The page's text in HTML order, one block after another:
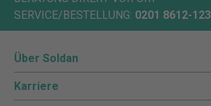
SERVICE/BESTELLUNG: 0201 8612-123
Über Soldan
Karriere